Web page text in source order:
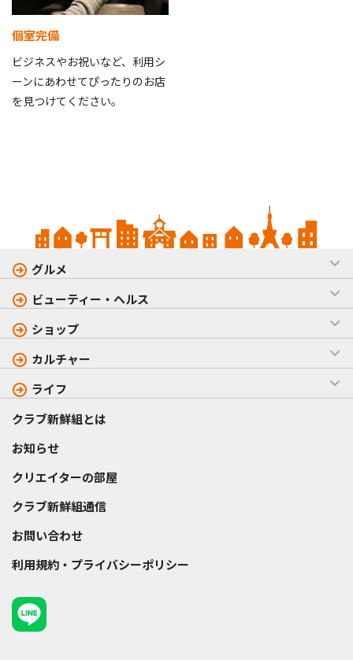
個室完備
ビジネスやお祝いなど、利用シ
ーンにあわせてぴったりのお店
を見つけてください。
グルメ
ビューティー・ヘルス
ショップ
カルチャー
ライフ
クラブ新鮮組とは
お知らせ
クリエイターの部屋
クラブ新鮮組通信
お問い合わせ
利用規約・プライバシーポリシー